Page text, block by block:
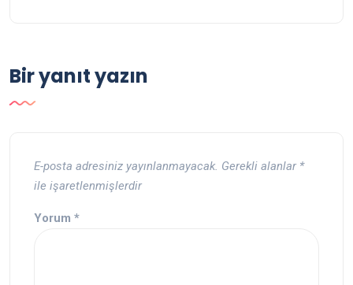
Bir yanıt yazın
E-posta adresiniz yayınlanmayacak. Gerekli alanlar *
ile işaretlenmişlerdir
Yorum *